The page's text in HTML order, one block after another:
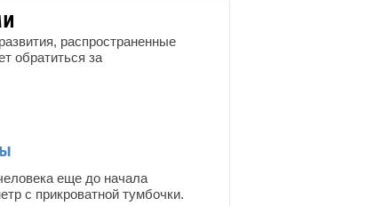
распространенные
обратиться за
еще до начала
с прикроватной тумбочки.